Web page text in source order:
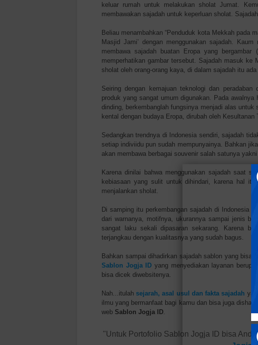
keluar rumah untuk melakukan sholat Jumat.
membawakan sajadah untuk keperluan sholat.
Beliau menambahkan “Penduduk kota Mekkah pada
Masjid Jami’ dengan menggunakan sajadah.
membawa sajadah buatan Eropa yang
memperhatikan gambar tersebut. Sajadah masuk ke
sholat oleh orang-orang kaya, di dalam sajadah itu
Seiring dengan kemajuan teknologi dan
produk yang sangat umum digunakan. Pada
dinding, berkembanglah fungsinya menjadi alas
kental dengan budaya Eropa, dirubah oleh Kesultanan
Sedangkan trendnya di Indonesia sendiri, sajadah
setiap indiviidu pun sudah mempunyainya. Bahkan
akan membawa berbagai souvenir salah satunya yakni
Karena dinilai bahwa menggunakan sajadah saat
kebiasaan yang sulit untuk dihindari, karena hal itu
menjalankan sholat.
Di samping itu perkembangan sajadah di Indonesia
dari warnanya, motifnya, ukurannya sampai jenis
sangat laku sekali dipasaran sekarang. Karena
terjangkau dengan kualitasnya yang sudah bagus.
Bahkan sampai dihadirkan sajadah sablon yang bisa
Sablon Jogja ID yang menyediakan layanan berupa
bisa dicek diwebsitenya.
Nah...itulah sejarah, asal usul dan fakta sajadah
ilmu yang bermanfaat bagi kamu dan bisa juga
web Sablon Jogja ID
"Untuk Portofolio Sablon Jogja ID bisa